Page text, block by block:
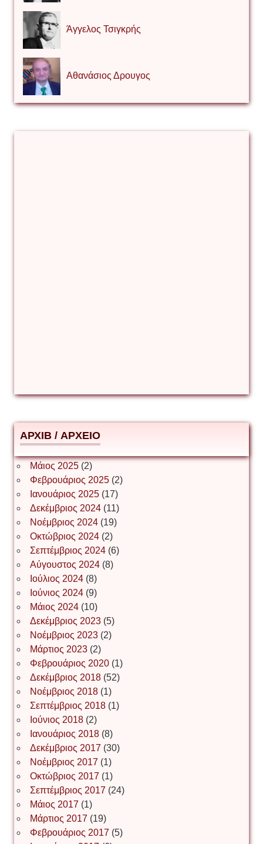
Άγγελος Τσιγκρής
Αθανάσιος Δρουγος
Δημήτριος Ζακοντινός
ΕΥΑΓΓΕΛΟΣ ΜΩΚΟΣ
Ιωάννης Σ. Παπαφλωράτος
ΝΙΚΟΣ ΓΑΤΟΣ
Νίκος Λυγερός
Іван Буртик
Іван Наконечний
Інга Короткевич
Ірина Ключковська
Ірина Наконечна
АРХІВ / ΑΡΧΕΙΟ
Μάιος 2025(2)
Φεβρουάριος 2025(2)
Ιανουάριος 2025(17)
Δεκέμβριος 2024(11)
Νοέμβριος 2024(19)
Οκτώβριος 2024(2)
Σεπτέμβριος 2024(6)
Αύγουστος 2024(8)
Ιούλιος 2024(8)
Ιούνιος 2024(9)
Μάιος 2024(10)
Δεκέμβριος 2023(5)
Νοέμβριος 2023(2)
Μάρτιος 2023(2)
Φεβρουάριος 2020(1)
Δεκέμβριος 2018(52)
Νοέμβριος 2018(1)
Σεπτέμβριος 2018(1)
Ιούνιος 2018(2)
Ιανουάριος 2018(8)
Δεκέμβριος 2017 (30)
Νοέμβριος 2017 (1)
Οκτώβριος 2017 (1)
Σεπτέμβριος 2017 (24)
Μάιος 2017 (1)
Μάρτιος 2017 (19)
Φεβρουάριος 2017 (5)